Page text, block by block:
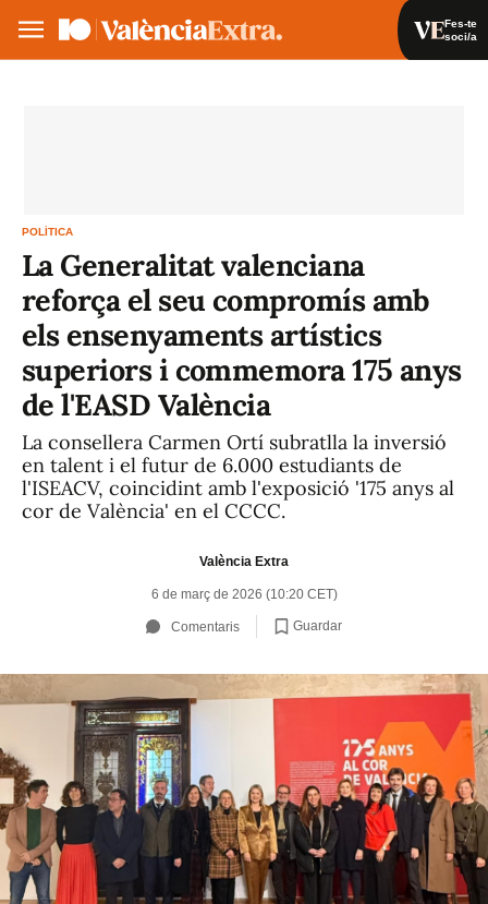
Fes-te
soci/a
POLÍTICA
La Generalitat valenciana
reforça el seu compromís amb
els ensenyaments artístics
superiors i commemora 175 anys
de l'EASD València
La consellera Carmen Ortí subratlla la inversió
en talent i el futur de 6.000 estudiants de
l'ISEACV, coincidint amb l'exposició '175 anys al
cor de València' en el CCCC.
València Extra
6 de març de 2026 (10:20 CET)
Comentaris Guardar